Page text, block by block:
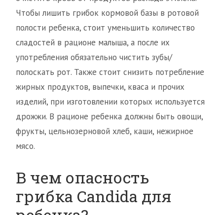
Чтобы лишить грибок кормовой базы в ротовой
полости ребенка, стоит уменьшить количество
сладостей в рационе малыша, а после их
употребления обязательно чистить зубы/
полоскать рот. Также стоит снизить потребление
жирных продуктов, выпечки, кваса и прочих
изделий, при изготовлении которых используется
дрожжи. В рационе ребенка должны быть овощи,
фрукты, цельнозерновой хлеб, каши, нежирное
мясо.
В чем опасность
грибка Candida для